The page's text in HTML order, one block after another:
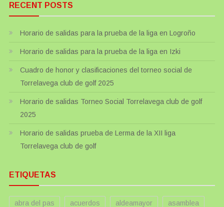
RECENT POSTS
Horario de salidas para la prueba de la liga en Logroño
Horario de salidas para la prueba de la liga en Izki
Cuadro de honor y clasificaciones del torneo social de
Torrelavega club de golf 2025
Horario de salidas Torneo Social Torrelavega club de golf
2025
Horario de salidas prueba de Lerma de la XII liga
Torrelavega club de golf
ETIQUETAS
abra del pas acuerdos aldeamayor asamblea